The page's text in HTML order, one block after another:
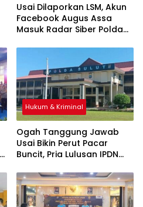
Usai Dilaporkan LSM, Akun
Facebook Augus Assa
Masuk Radar Siber Polda
Hukum & Kriminal
Ogah Tanggung Jawab
Usai Bikin Perut Pacar
Buncit, Pria Lulusan IPDN
Polda Sulut, Ini
Identitasnya